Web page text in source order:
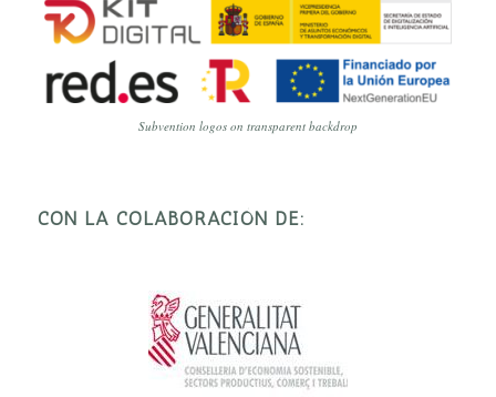
Subvention logos on transparent backdrop
CON LA COLABORACIÓN DE: